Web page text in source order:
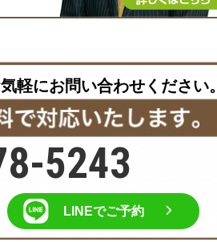
軽にお問い合わせください。
5243
LINEでご予約